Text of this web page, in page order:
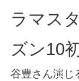
ラマス
ズン10
谷豊さん演じ